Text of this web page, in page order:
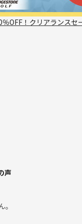
％OFF！クリアランスセ
声